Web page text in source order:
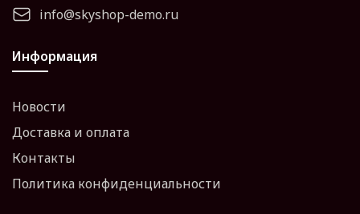
info@skyshop-demo.ru
Информация
Новости
Доставка и оплата
Контакты
Политика конфиденциальности